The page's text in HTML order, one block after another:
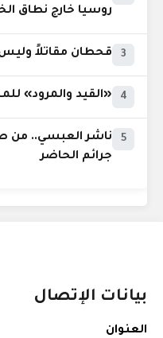
روسيا خارج نطاق
3 قحطان مقاتلاً وليس
4 «القيد والمرود»
5
ناشر العبسي.. من
جرائم الحاضر
بيانات الإتصال
العنوان